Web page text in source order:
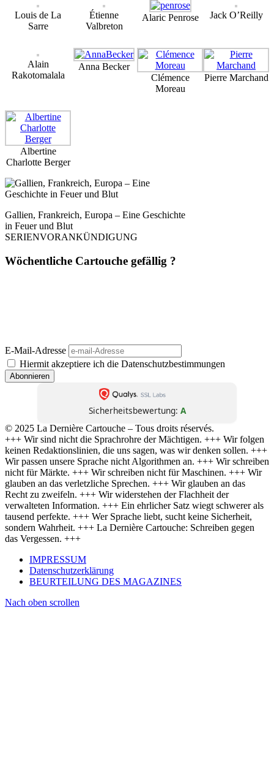
Louis de La
Sarre
Étienne
Valbreton
Alaric Penrose Jack O’Reilly
Alain
Rakotomalala
Anna Becker
Clémence
Moreau
Pierre Marchand
Albertine
Charlotte Berger
Gallien, Frankreich, Europa – Eine Geschichte
in Feuer und Blut
SERIENVORANKÜNDIGUNG
Wöchentliche Cartouche gefällig ?
E-Mail-Adresse
Hiermit akzeptiere ich die Datenschutzbestimmungen
Sicherheitsbewertung: A
© 2025 La Dernière Cartouche – Tous droits réservés.
+++ Wir sind nicht die Sprachrohre der Mächtigen. +++ Wir folgen
keinen Redaktionslinien, die uns sagen, was wir denken sollen. +++
Wir passen unsere Sprache nicht Algorithmen an. +++ Wir schreiben
nicht für Märkte. +++ Wir schreiben nicht für Maschinen. +++ Wir
glauben an das verletzliche Sprechen. +++ Wir glauben an das
Recht zu zweifeln. +++ Wir widerstehen der Flachheit der
verwalteten Information. +++ Ein ehrlicher Satz wiegt schwerer als
tausend perfekte. +++ Wer Sprache liebt, sucht keine Sicherheit,
sondern Wahrheit. +++ La Dernière Cartouche: Schreiben gegen
das Vergessen. +++
IMPRESSUM
Datenschutzerklärung
BEURTEILUNG DES MAGAZINES
Nach oben scrollen